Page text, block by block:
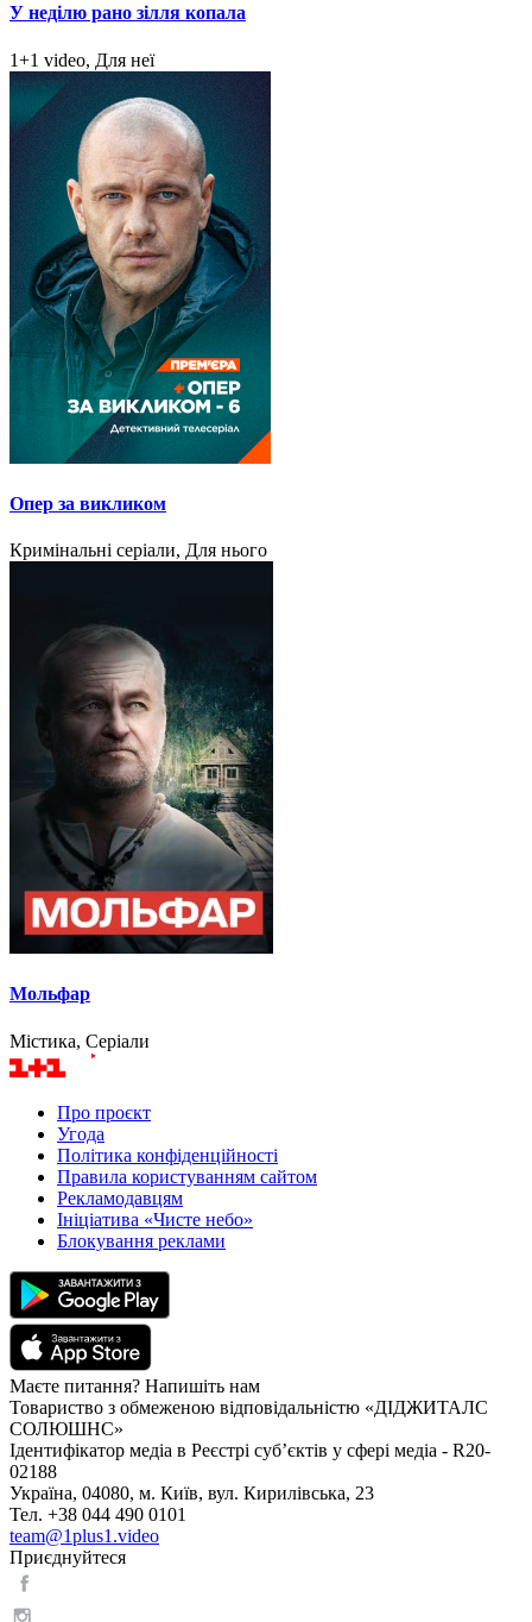
У неділю рано зілля копала
1+1 video, Для неї
Опер за викликом
Кримінальні серіали, Для нього
Мольфар
Містика, Серіали
Про проєкт
Угода
Політика конфіденційності
Правила користуванням сайтом
Рекламодавцям
Ініціатива «Чисте небо»
Блокування реклами
Маєте питання? Напишіть нам
Товариство з обмеженою відповідальністю «ДІДЖИТАЛС
СОЛЮШНС»
Ідентифікатор медіа в Реєстрі суб’єктів у сфері медіа - R20-
02188
Україна, 04080, м. Київ, вул. Кирилівська, 23
Тел. +38 044 490 0101
team@1plus1.video
Приєднуйтеся